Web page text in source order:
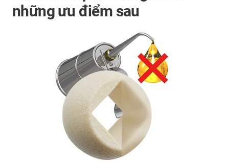
những ưu điểm sau